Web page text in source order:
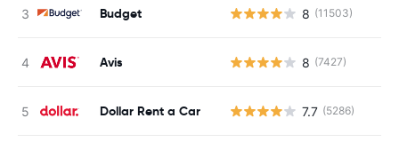
Budget 8 (11503)
Avis 8 (7427)
Dollar Rent a Car 7.7 (5286)